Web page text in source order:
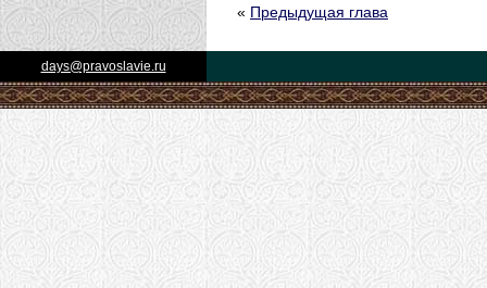
« Предыдущая глава
days@pravoslavie.ru